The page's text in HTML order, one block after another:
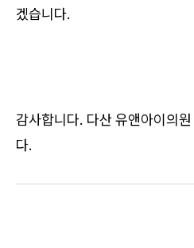
겠습니다.
감사합니다. 다산 유앤아이의
다.